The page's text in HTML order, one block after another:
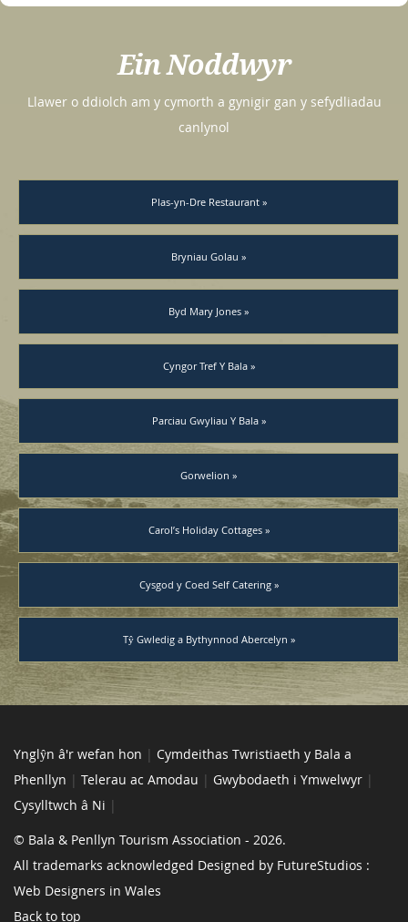
Ein Noddwyr
Llawer o ddiolch am y cymorth a gynigir gan y sefydliadau
canlynol
Plas-yn-Dre Restaurant »
Bryniau Golau »
Byd Mary Jones »
Cyngor Tref Y Bala »
Parciau Gwyliau Y Bala »
Gorwelion »
Carol’s Holiday Cottages »
Cysgod y Coed Self Catering »
Tŷ Gwledig a Bythynnod Abercelyn »
Ynglŷn â'r wefan hon | Cymdeithas Twristiaeth y Bala a
Phenllyn | Telerau ac Amodau | Gwybodaeth i Ymwelwyr |
Cysylltwch â Ni |
© Bala & Penllyn Tourism Association - 2026.
All trademarks acknowledged Designed by FutureStudios :
Web Designers in Wales
Back to top